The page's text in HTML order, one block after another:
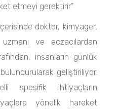
etmeyi gerektirir”
doktor, kimyager,
ve eczacılardan
insanların günlük
geliştiriliyor.
spesifik ihtiyaçların
yönelik hareket